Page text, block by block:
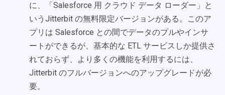
に、「Salesforce 用 クラウド データ ローダー」と
いうJitterbit の無料限定バージョンがある。このア
プリは Salesforce との間でデータのプルやインサ
ートができるが、基本的な ETL サービスしか提供さ
れておらず、より多くの機能を利用するには、
Jitterbit のフルバージョンへのアップグレードが必
要。